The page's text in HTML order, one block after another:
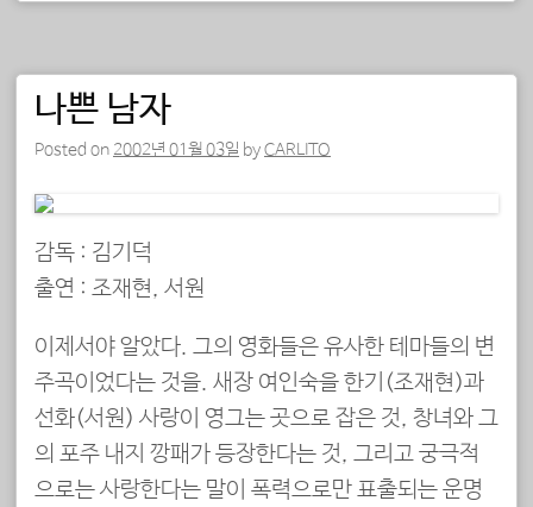
나쁜 남자
Posted on 2002년 01월 03일 byCARLITO
감독 : 김기덕
출연 : 조재현, 서원
이제서야 알았다. 그의 영화들은 유사한 테마들의 변
주곡이었다는 것을. 새장 여인숙을 한기(조재현)과
선화(서원) 사랑이 영그는 곳으로 잡은 것, 창녀와 그
의 포주 내지 깡패가 등장한다는 것, 그리고 궁극적
으로는 사랑한다는 말이 폭력으로만 표출되는 운명